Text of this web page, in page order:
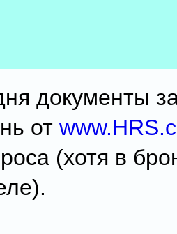
документы
от
(хотя в